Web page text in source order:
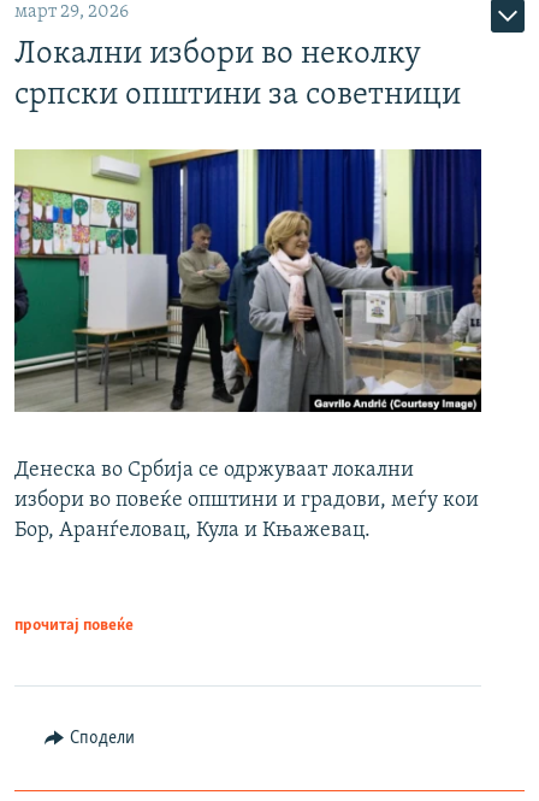
март 29, 2026
Локални избори во неколку
српски општини за советници
Денеска во Србија се одржуваат локални
избори во повеќе општини и градови, меѓу кои
Бор, Аранѓеловац, Кула и Књажевац.
прочитај повеќе
Сподели